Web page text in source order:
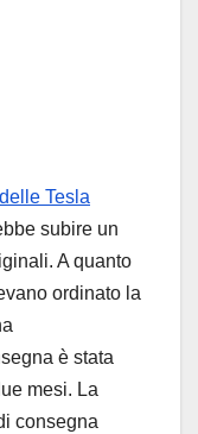
delle Tesla
subire un
A quanto
ordinato la
è stata
mesi. La
consegna